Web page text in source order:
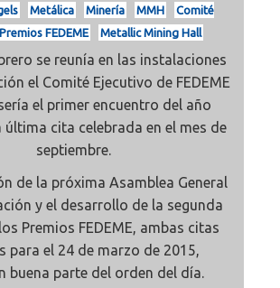
Metálica Minería MMH
Comité
Premios FEDEME Metallic Mining Hall
se reunía en las instalaciones
el Comité Ejecutivo de FEDEME
el primer encuentro del año
última cita celebrada en el mes de
septiembre.
de la próxima Asamblea General
y el desarrollo de la segunda
Premios FEDEME, ambas citas
para el 24 de marzo de 2015,
buena parte del orden del día.